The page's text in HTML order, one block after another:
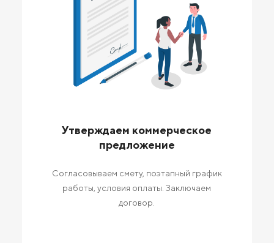
Утверждаем коммерческое
предложение
Согласовываем смету, поэтапный график
работы, условия оплаты. Заключаем
договор.